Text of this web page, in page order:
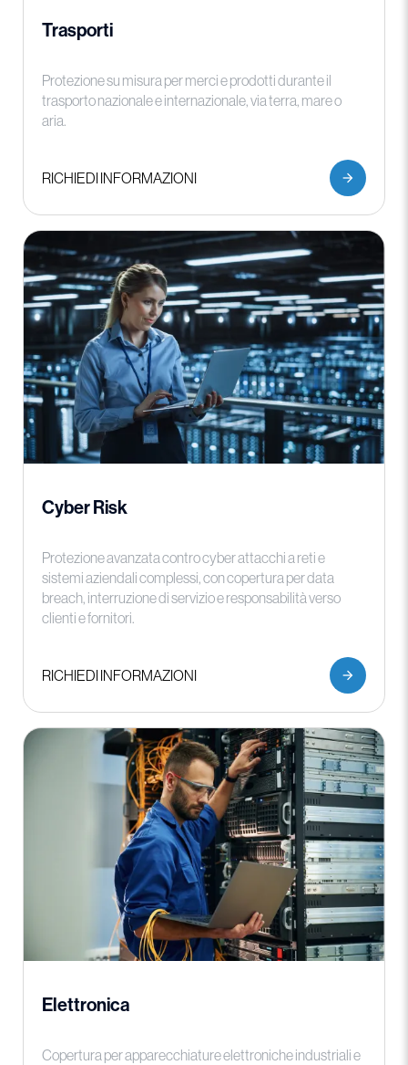
Trasporti
Protezione su misura per merci e prodotti durante il
trasporto nazionale e internazionale, via terra, mare o
aria.
RICHIEDI INFORMAZIONI
Cyber Risk
Protezione avanzata contro cyber attacchi a reti e
sistemi aziendali complessi, con copertura per data
breach, interruzione di servizio e responsabilità verso
clienti e fornitori.
RICHIEDI INFORMAZIONI
Elettronica
Copertura per apparecchiature elettroniche industriali e